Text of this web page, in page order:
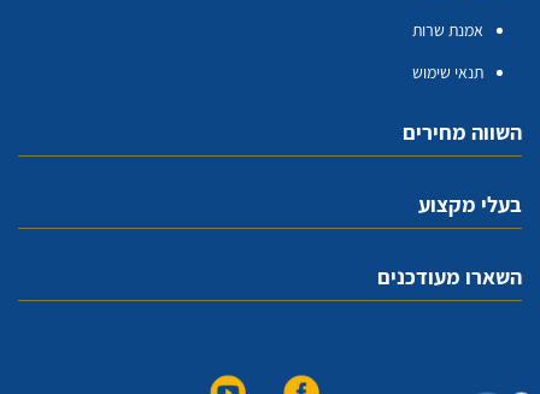
אמנת שרות
תנאי שימוש
השווה מחירים
בעלי מקצוע
השארו מעודכנים